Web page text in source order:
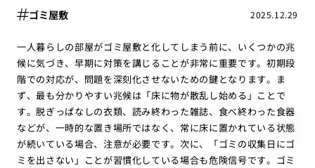
2025.12.29
ゴミ屋敷
一人暮らしの部屋がゴミ屋敷と化してしまう前に、いくつかの兆
候に気づき、早期に対策を講じることが非常に重要です。初期段
階での対応が、問題を深刻化させないための鍵となります。ま
ず、最も分かりやすい兆候は「床に物が散乱し始める」ことで
す。脱ぎっぱなしの衣類、読み終わった雑誌、食べ終わった食器
などが、一時的な置き場所ではなく、常に床に置かれている状態
が続いている場合、注意が必要です。次に、「ゴミの収集日にゴ
ミを出さない」ことが習慣化している場合も危険信号です。ゴミ